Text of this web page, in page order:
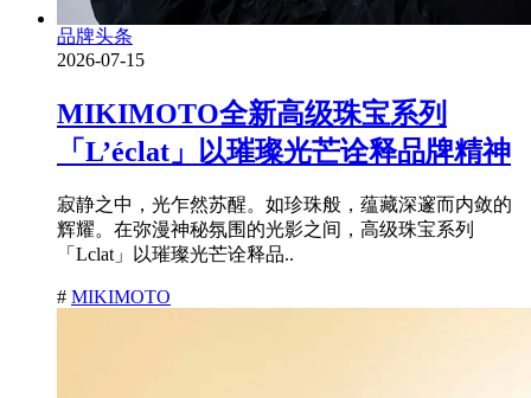
品牌头条
2026-07-15
MIKIMOTO全新高级珠宝系列
「L’éclat」以璀璨光芒诠释品牌精神
寂静之中，光乍然苏醒。如珍珠般，蕴藏深邃而内敛的
辉耀。在弥漫神秘氛围的光影之间，高级珠宝系列
「Lclat」以璀璨光芒诠释品..
# MIKIMOTO